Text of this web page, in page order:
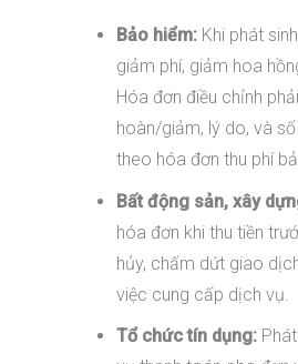
Bảo hiểm:Khi phát
giảm phí, giảm hoa
Hóa đơn điều chỉnh
hoàn/giảm, lý do, và
theo hóa đơn thu phí
Bất động sản, xây
hóa đơn khi thu tiền
hủy, chấm dứt giao
việc cung cấp dịch vụ.
Tổ chức tín dụng:Phát